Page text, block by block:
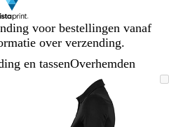
voor bestellingen vanaf
over verzending.
en tassenOverhemden
Zoombare
afbeelding
Gezoomd
tot
minimum
Klik
om
Gebruik
plus-
mintoetsen